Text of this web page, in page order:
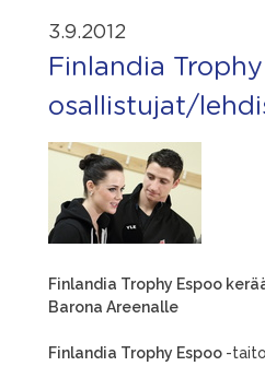
3.9.2012
Finlandia
osallistujat/
Finlandia Trophy Espoo
Barona Areenalle
Finlandia Trophy Espoo -